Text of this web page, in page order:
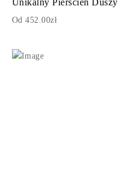
Od 452.00zł